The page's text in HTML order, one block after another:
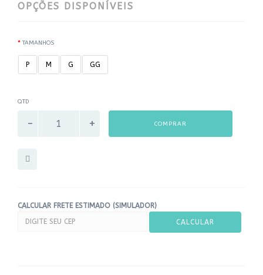
OPÇÕES DISPONÍVEIS
TAMANHOS
P M G GG
QTD
COMPRAR
CALCULAR FRETE ESTIMADO (SIMULADOR)